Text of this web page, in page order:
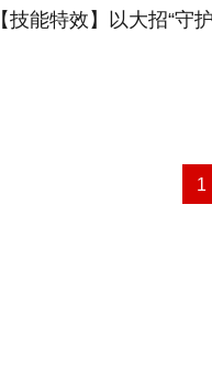
【技能特效】以大招“
1